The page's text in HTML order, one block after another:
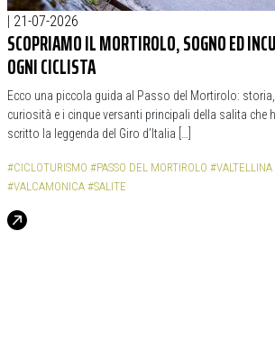
| 21-07-2026
SCOPRIAMO IL MORTIROLO, SOGNO ED
OGNI CICLISTA
Ecco una piccola guida al Passo del Mortirolo: storia,
curiosità e i cinque versanti principali della salita che
scritto la leggenda del Giro d’Italia […]
#CICLOTURISMO #PASSO DEL MORTIROLO #VALTELLINA
#VALCAMONICA #SALITE